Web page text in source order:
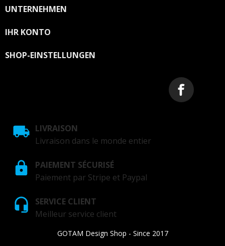
UNTERNEHMEN
IHR KONTO
SHOP-EINSTELLUNGEN
LIVRAISON
Livraison dans le monde entier
PAIEMENT SÉCURISÉ
Paiement par Stripe et Paypal
SERVICE CLIENT
Meilleur service client
GOTAM Design Shop - Since 2017